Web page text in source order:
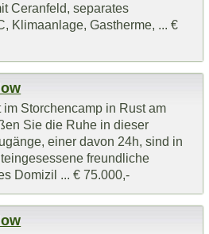
Ceranfeld, separates
Klimaanlage, Gastherme, ... €
Storchencamp in Rust am
Sie die Ruhe in dieser
einer davon 24h, sind in
freundliche
Domizil ... € 75.000,-